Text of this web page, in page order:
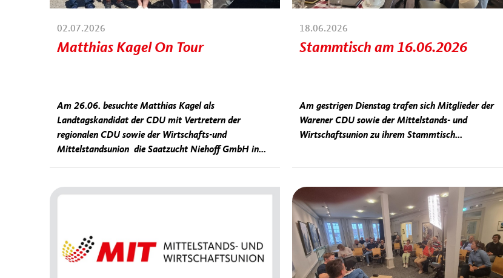
02.07.2026
Matthias Kagel On Tour
Am 26.06. besuchte Matthias Kagel als
Landtagskandidat der CDU mit Vertretern der
regionalen CDU sowie der Wirtschafts-und
Mittelstandsunion die Saatzucht Niehoff GmbH in...
18.06.2026
Stammtisch am 16.06.2026
Am gestrigen Dienstag trafen sich Mitglieder der
Warener CDU sowie der Mittelstands- und
Wirtschaftsunion zu ihrem Stammtisch...